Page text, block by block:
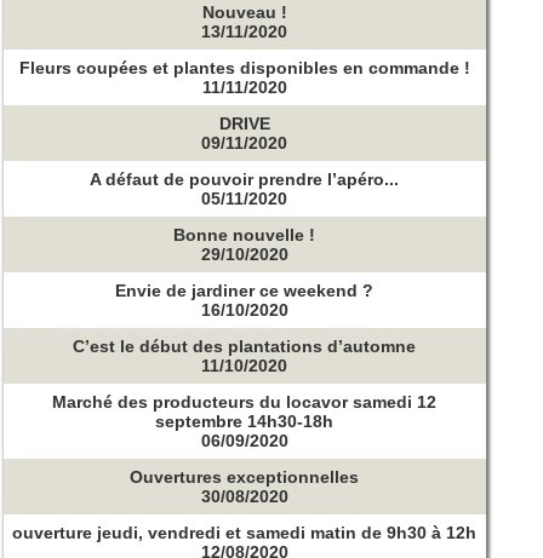
Nouveau !
13/11/2020
Fleurs coupées et plantes disponibles en commande !
11/11/2020
DRIVE
09/11/2020
A défaut de pouvoir prendre l’apéro...
05/11/2020
Bonne nouvelle !
29/10/2020
Envie de jardiner ce weekend ?
16/10/2020
C’est le début des plantations d’automne
11/10/2020
Marché des producteurs du locavor samedi 12
septembre 14h30-18h
06/09/2020
Ouvertures exceptionnelles
30/08/2020
ouverture jeudi, vendredi et samedi matin de 9h30 à 12h
12/08/2020